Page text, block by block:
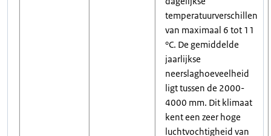
temperatuurverschillen
van maximaal 6 tot 11
°C. De gemiddelde
jaarlijkse
neerslaghoeveelheid
ligt tussen de 2000-
4000 mm. Dit klimaat
kent een zeer hoge
luchtvochtigheid van